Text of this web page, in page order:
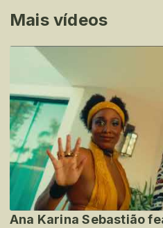
Mais vídeos
Ana Karina Sebastião